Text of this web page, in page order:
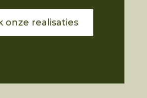
onze realisaties